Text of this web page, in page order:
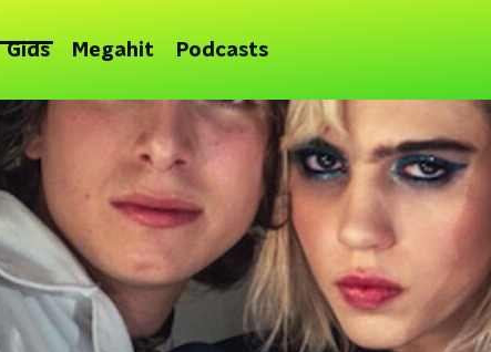
Gids Megahit Podcasts